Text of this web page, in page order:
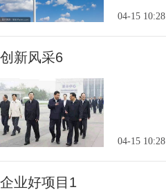
04-15 10:28
创新风采6
04-15 10:28
企业好项目1